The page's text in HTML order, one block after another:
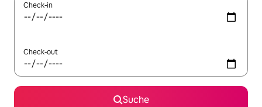
Check-in
Check-out
Suche